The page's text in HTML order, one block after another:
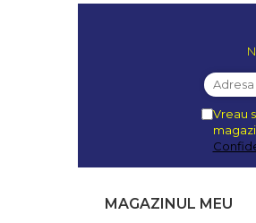
Vreau
MAGAZINUL MEU